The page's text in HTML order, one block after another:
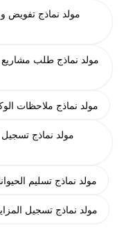
مولد نماذج تفويض
مولد نماذج طلب مشاريع
مولد نماذج ملاحظات
مولد نماذج تسجيل
مولد نماذج تسليم
مولد نماذج تسجيل